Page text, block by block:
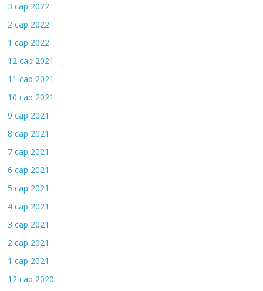
3 сар 2022
2 сар 2022
1 сар 2022
12 сар 2021
11 сар 2021
10 сар 2021
9 сар 2021
8 сар 2021
7 сар 2021
6 сар 2021
5 сар 2021
4 сар 2021
3 сар 2021
2 сар 2021
1 сар 2021
12 сар 2020